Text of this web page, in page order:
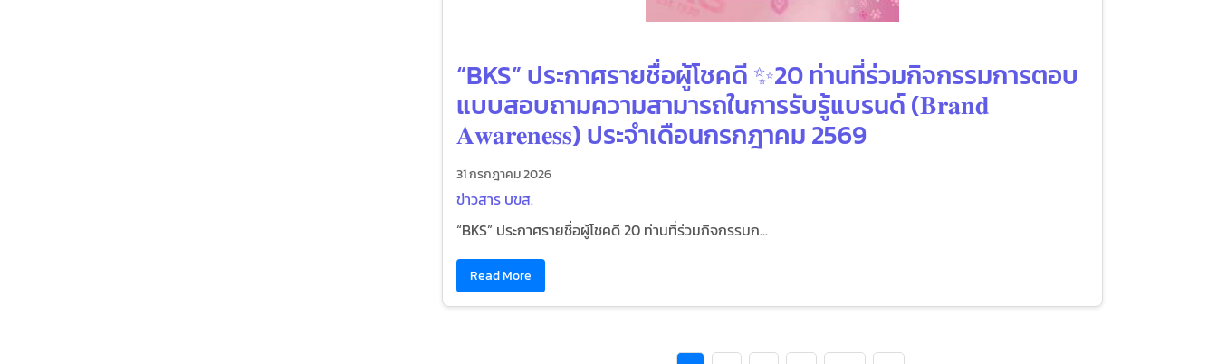
“BKS” ประกาศรายชื่อผู้โชคดี ✨20 ท่านที่ร่วมกิจกรรมการตอบ
แบบสอบถามความสามารถในการรับรู้แบรนด์ (𝐁𝐫𝐚𝐧𝐝
𝐀𝐰𝐚𝐫𝐞𝐧𝐞𝐬𝐬) ประจำเดือนกรกฎาคม 2569
31 กรกฎาคม 2026
ข่าวสาร บขส.
“BKS” ประกาศรายชื่อผู้โชคดี 20 ท่านที่ร่วมกิจกรรมก...
Read More